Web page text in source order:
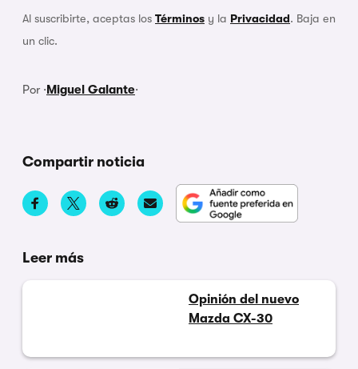
Al suscribirte, aceptas los Términos y la Privacidad. Baja en
un clic.
Por ·Miguel Galante·
Compartir noticia
Leer más
Opinión del nuevo
Mazda CX-30